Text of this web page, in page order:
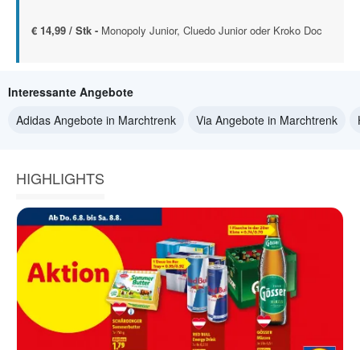
€ 14,99 / Stk - Monopoly Junior, Cluedo Junior oder Kroko Doc
Interessante Angebote
Adidas Angebote in Marchtrenk
Via Angebote in Marchtrenk
HIGHLIGHTS